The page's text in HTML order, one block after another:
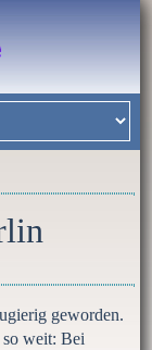
geworden.
so weit: Bei